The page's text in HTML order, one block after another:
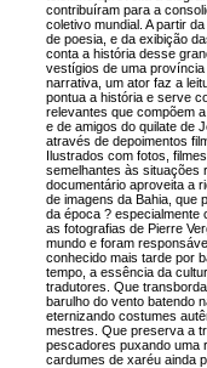
contribuíram para a
coletivo mundial. A partir
de poesia, e da exibição
conta a história desse
vestígios de uma
narrativa, um ator faz a
pontua a história e serve
relevantes que compõem
e de amigos do quilate de
através de depoimentos
Ilustrados com fotos,
semelhantes às situações
documentário aproveita a
de imagens da Bahia, que
da época ? especialmente
as fotografias de Pierre
mundo e foram
conhecido mais tarde por
tempo, a essência da
tradutores. Que
barulho do vento batendo
eternizando costumes
mestres. Que preserva a
pescadores puxando uma
cardumes de xaréu ainda